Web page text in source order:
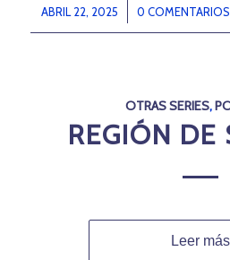
ABRIL 22, 2025
/ 0 COMENTARIOS
/
OTRAS SERIES,
REGIÓN DE
Leer más